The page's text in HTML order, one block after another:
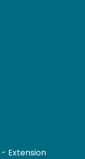
- Extension